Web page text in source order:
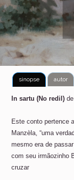
sinopse autor
In sartu (No redil)de
Este conto pertence
Manzèla, “uma
mesmo era de
com seu irmãozinho
cruzar